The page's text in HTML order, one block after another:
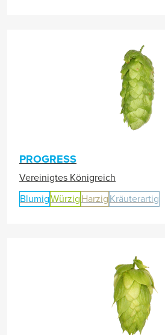
PROGRESS
Vereinigtes Königreich
BlumigWürzig Harzig Kräuterartig